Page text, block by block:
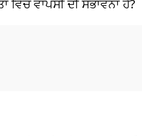
ਵਾਪਸੀ ਦੀ ਸੰਭਾਵਨਾ ਹੈ?